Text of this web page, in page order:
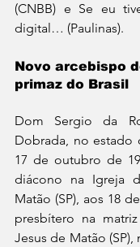
(CNBB) e Se eu
digital… (Paulinas).
Novo arcebispo
primaz do Brasil
Dom Sergio da
Dobrada, no estado
17 de outubro de
diácono na Igreja
Matão (SP), aos 18
presbítero na
Jesus de Matão